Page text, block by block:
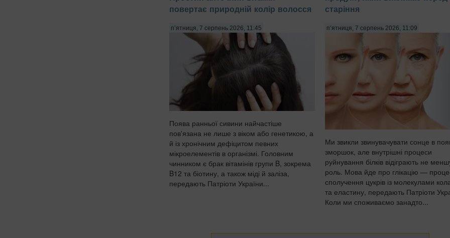
повертає природній колір волосся
п’ятниця, 7 серпень 2026, 11:45
Поява ранньої сивини найчастіше
пов'язана не лише з віком або генетикою, а
й із хронічним дефіцитом певних
мікроелементів в організмі. Головним
чинником є брак вітамінів групи B, зокрема
B12 та біотину, а також міді й заліза,
передають Патріоти України...
старіння
п’ятниця, 7 серпень 2026, 11:09
Ми звикли звинувачувати сонце в
зморшок, але внутрішні процеси
руйнування білків відіграють не
роль. Мова йде про глікацію —
сполучення цукрів із молекулами
та еластину, передають Патріоти
Коли ми споживаємо занадто...